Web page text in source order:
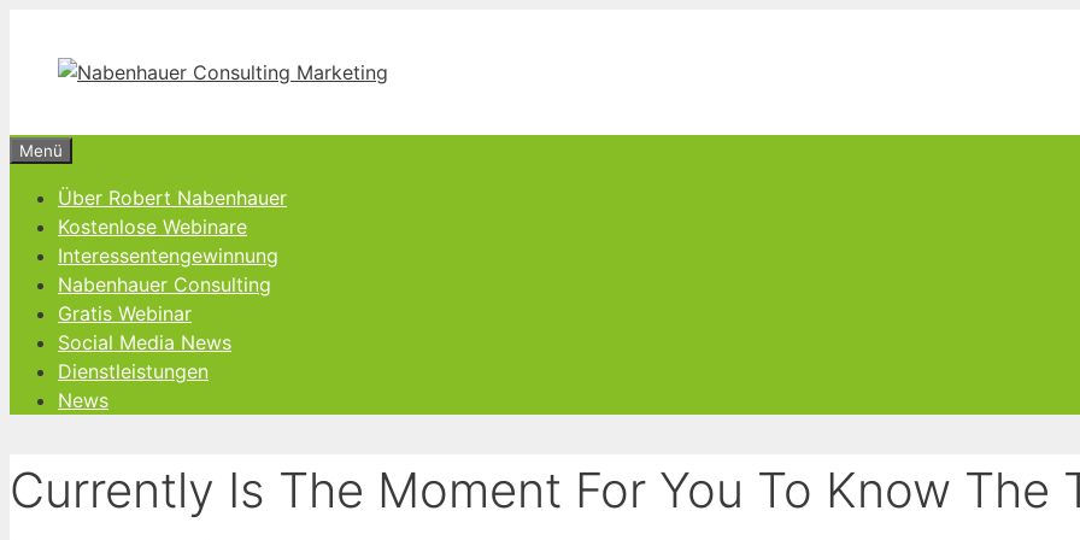
springen
Menü
Über Robert Nabenhauer
Kostenlose Webinare
Interessentengewinnung
Nabenhauer Consulting
Gratis Webinar
Social Media News
Dienstleistungen
News
Currently Is The Moment For You To Know The